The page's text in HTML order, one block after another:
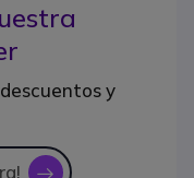
y
icon